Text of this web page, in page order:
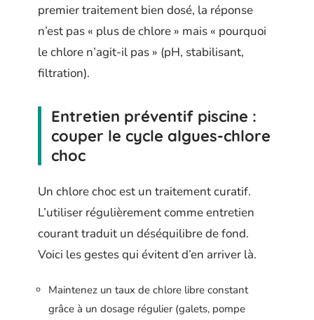
premier traitement bien dosé, la réponse
n’est pas « plus de chlore » mais « pourquoi
le chlore n’agit-il pas » (pH, stabilisant,
filtration).
Entretien préventif piscine :
couper le cycle algues-chlore
choc
Un chlore choc est un traitement curatif.
L’utiliser régulièrement comme entretien
courant traduit un déséquilibre de fond.
Voici les gestes qui évitent d’en arriver là.
Maintenez un taux de chlore libre constant
grâce à un dosage régulier (galets, pompe